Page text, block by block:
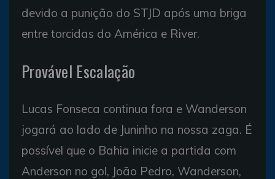
devido a punição do STJD após uma briga
entre torcidas do América e River.
Provável Escalação
Lucas Fonseca continua fora e Wanderson
jogará ao lado de Juninho na nossa zaga. É
possível que o Bahia inicie a partida com
Anderson no gol, João Pedro, Wanderson,